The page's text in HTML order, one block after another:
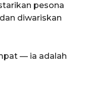
pesona
diwariskan
— ia adalah